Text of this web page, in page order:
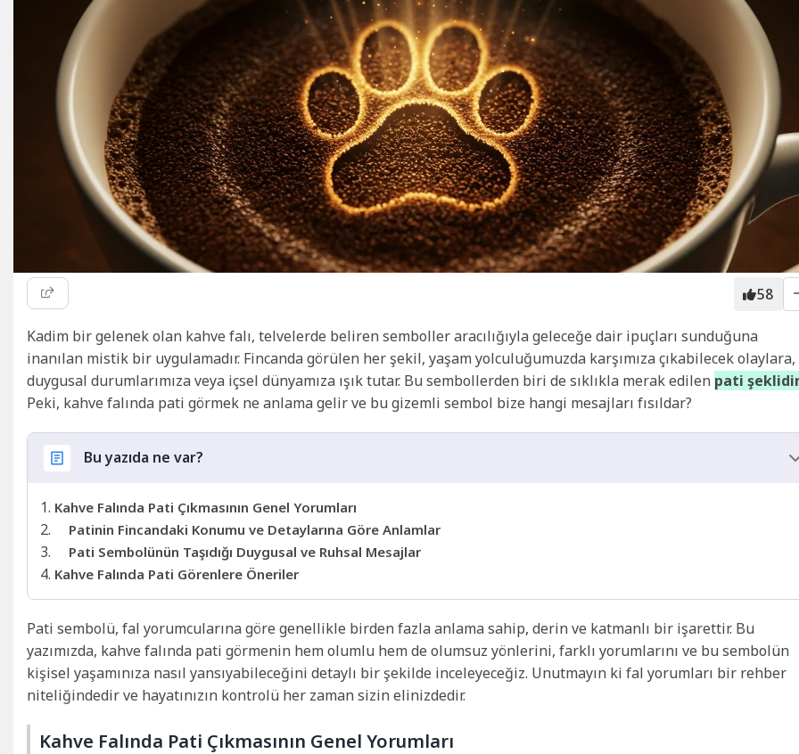
58
Kadim bir gelenek olan kahve falı, telvelerde beliren semboller aracılığıyla geleceğe dair ipuçları sunduğuna
inanılan mistik bir uygulamadır. Fincanda görülen her şekil, yaşam yolculuğumuzda karşımıza çıkabilecek olaylara,
duygusal durumlarımıza veya içsel dünyamıza ışık tutar. Bu sembollerden biri de sıklıkla merak edilen pati
Peki, kahve falında pati görmek ne anlama gelir ve bu gizemli sembol bize hangi mesajları fısıldar?
Bu yazıda ne var?
Kahve Falında Pati Çıkmasının Genel Yorumları
Patinin Fincandaki Konumu ve Detaylarına Göre Anlamlar
Pati Sembolünün Taşıdığı Duygusal ve Ruhsal Mesajlar
Kahve Falında Pati Görenlere Öneriler
Pati sembolü, fal yorumcularına göre genellikle birden fazla anlama sahip, derin ve katmanlı bir işarettir. Bu
yazımızda, kahve falında pati görmenin hem olumlu hem de olumsuz yönlerini, farklı yorumlarını ve bu sembolün
kişisel yaşamınıza nasıl yansıyabileceğini detaylı bir şekilde inceleyeceğiz. Unutmayın ki fal yorumları bir rehber
niteliğindedir ve hayatınızın kontrolü her zaman sizin elinizdedir.
Kahve Falında Pati Çıkmasının Genel Yorumları